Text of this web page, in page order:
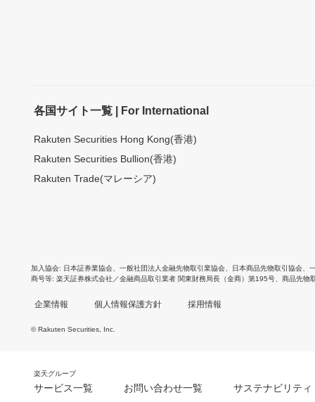
各国サイト一覧 | For International
Rakuten Securities Hong Kong(香港)
Rakuten Securities Bullion(香港)
Rakuten Trade(マレーシア)
加入協会 日本証券業協会 一般社団法人金融先物取引業協会 日本商品先物取引協会
商号等 楽天証券株式会社／金融商品取引業者 関東財務局長（金商）第195号、商品先物
企業情報 個人情報保護方針 採用情報
© Rakuten Securities, Inc.
楽天グループ
サービス一覧 お問い合わせ一覧 サステナビリティ